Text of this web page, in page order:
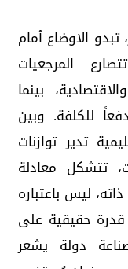
الاوضاع أمام
المرجعيات
بينما
للكلفة. وبين
تدير توازنات
تتشكل معادلة
ليس باعتباره
حقيقية على
دولة يشعر